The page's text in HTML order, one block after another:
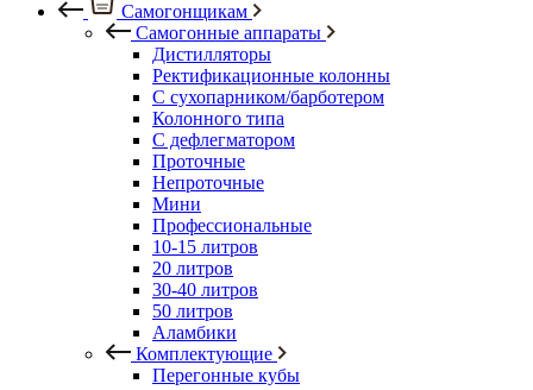
Самогонщикам
Самогонные аппараты
Дистилляторы
Ректификационные колонны
С сухопарником/барботером
Колонного типа
С дефлегматором
Проточные
Непроточные
Мини
Профессиональные
10-15 литров
20 литров
30-40 литров
50 литров
Аламбики
Комплектующие
Перегонные кубы